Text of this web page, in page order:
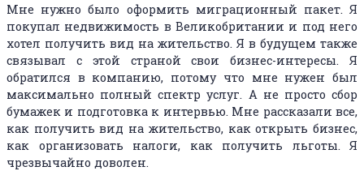
Мне нужно было оформить миграционный пакет. Я
покупал недвижимость в Великобритании и под него
хотел получить вид на жительство. Я в будущем также
связывал с этой страной свои бизнес-интересы. Я
обратился в компанию, потому что мне нужен был
максимально полный спектр услуг. А не просто сбор
бумажек и подготовка к интервью. Мне рассказали все,
как получить вид на жительство, как открыть бизнес,
как организовать налоги, как получить льготы. Я
чрезвычайно доволен.